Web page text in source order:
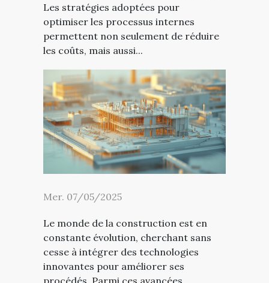
Les stratégies adoptées pour
optimiser les processus internes
permettent non seulement de réduire
les coûts, mais aussi...
Mer. 07/05/2025
Le monde de la construction est en
constante évolution, cherchant sans
cesse à intégrer des technologies
innovantes pour améliorer ses
procédés. Parmi ces avancées